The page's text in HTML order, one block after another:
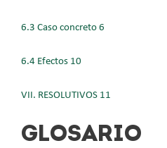
6.3 Caso concreto 6
6.4 Efectos 10
VII. RESOLUTIVOS 11
GLOSARIO